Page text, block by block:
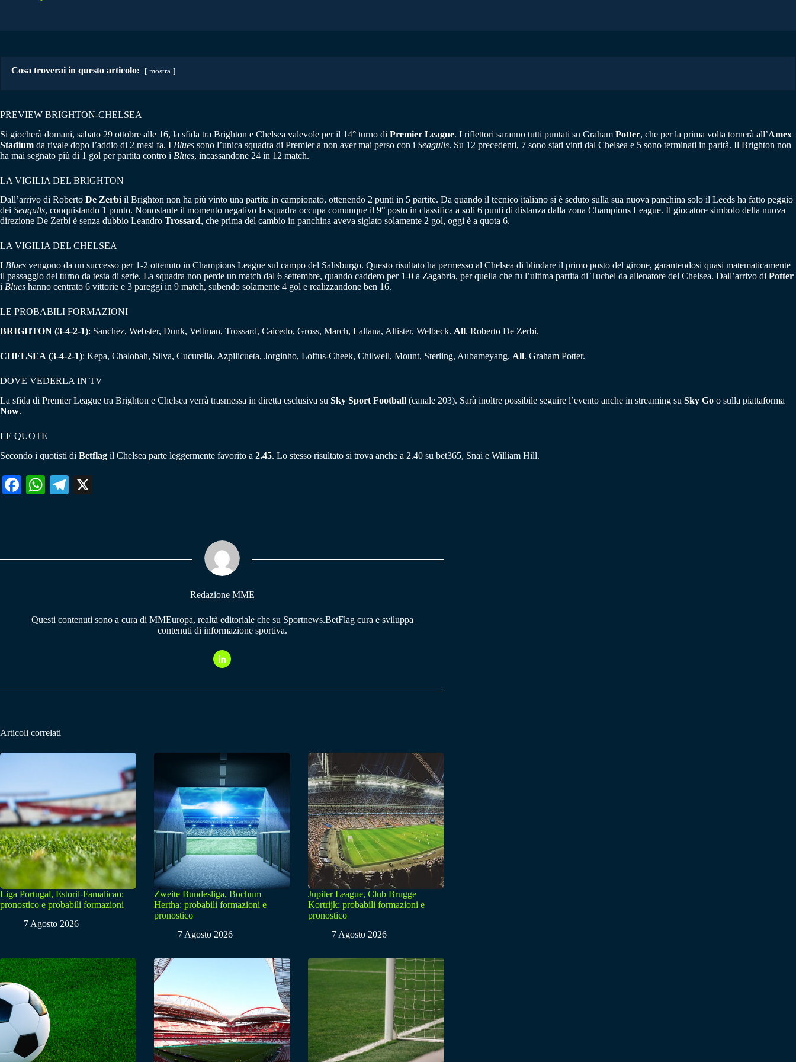
Cosa troverai in questo articolo: mostra
PREVIEW BRIGHTON-CHELSEA
Si giocherà domani, sabato 29 ottobre alle 16, la sfida tra Brighton e Chelsea valevole per il 14° turno di Premier League. I riflettori saranno tutti puntati su Graham Potter, che per la prima volta tornerà all’Amex
Stadium da rivale dopo l’addio di 2 mesi fa. I Blues sono l’unica squadra di Premier a non aver mai perso con i Seagulls. Su 12 precedenti, 7 sono stati vinti dal Chelsea e 5 sono terminati in parità. Il Brighton non
ha mai segnato più di 1 gol per partita contro i Blues, incassandone 24 in 12 match.
LA VIGILIA DEL BRIGHTON
Dall’arrivo di Roberto De Zerbiil Brighton non ha più vinto una partita in campionato, ottenendo 2 punti in 5 partite. Da quando il tecnico italiano si è seduto sulla sua nuova panchina solo il Leeds ha fatto peggio
dei Seagulls, conquistando 1 punto. Nonostante il momento negativo la squadra occupa comunque il 9° posto in classifica a soli 6 punti di distanza dalla zona Champions League. Il giocatore simbolo della nuova
direzione De Zerbi è senza dubbio Leandro Trossard, che prima del cambio in panchina aveva siglato solamente 2 gol, oggi è a quota 6.
LA VIGILIA DEL CHELSEA
I Blues vengono da un successo per 1-2 ottenuto in Champions League sul campo del Salisburgo. Questo risultato ha permesso al Chelsea di blindare il primo posto del girone, garantendosi quasi matematicamente
il passaggio del turno da testa di serie. La squadra non perde un match dal 6 settembre, quando caddero per 1-0 a Zagabria, per quella che fu l’ultima partita di Tuchel da allenatore del Chelsea. Dall’arrivo di Potter
i Blues hanno centrato 6 vittorie e 3 pareggi in 9 match, subendo solamente 4 gol e realizzandone ben 16.
LE PROBABILI FORMAZIONI
BRIGHTON (3-4-2-1): Sanchez, Webster, Dunk, Veltman, Trossard, Caicedo, Gross, March, Lallana, Allister, Welbeck. All. Roberto De Zerbi.
CHELSEA (3-4-2-1): Kepa, Chalobah, Silva, Cucurella, Azpilicueta, Jorginho, Loftus-Cheek, Chilwell, Mount, Sterling, Aubameyang. All. Graham Potter.
DOVE VEDERLA IN TV
La sfida di Premier League tra Brighton e Chelsea verrà trasmessa in diretta esclusiva su Sky Sport Football (canale 203). Sarà inoltre possibile seguire l’evento anche in streaming su Sky Go o sulla piattaforma
Now.
LE QUOTE
Secondo i quotisti di Betflag il Chelsea parte leggermente favorito a 2.45. Lo stesso risultato si trova anche a 2.40 su bet365, Snai e William Hill.
Fa W
pp
Te
m
Redazione MME
Questi contenuti sono a cura di MMEuropa, realtà editoriale che su Sportnews.BetFlag cura e sviluppa
contenuti di informazione sportiva.
Articoli correlati
Liga Portugal, Estoril-Famalicao:
pronostico e probabili formazioni
7 Agosto 2026
Zweite Bundesliga, Bochum
Hertha: probabili formazioni e
pronostico
7 Agosto 2026
Jupiler League, Club Brugge
Kortrijk: probabili formazioni e
pronostico
7 Agosto 2026